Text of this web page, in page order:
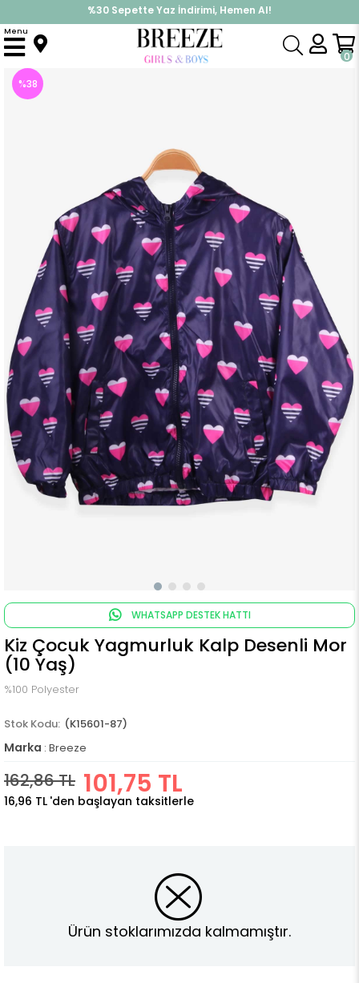
%30 Sepette Yaz İndirimi, Hemen Al!
İndirimlere ek %10 İndirimi Kap, Hemen Üye Ol!
0
Menu
Anasayfa Üst Giyim Mont
%38
WHATSAPP DESTEK HATTI
Kiz Çocuk Yagmurluk Kalp Desenli Mor
(10 Yaş)
%100 Polyester
(K15601-87)
Marka : Breeze
162,86 TL 101,75 TL
16,96 TL 'den başlayan taksitlerle
Ürün stoklarımızda kalmamıştır.